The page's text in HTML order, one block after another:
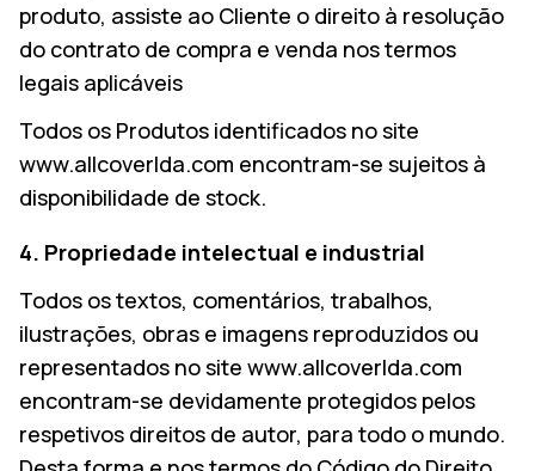
produto, assiste ao Cliente o direito à resolução
do contrato de compra e venda nos termos
legais aplicáveis
Todos os Produtos identificados no site
www.allcoverlda.com encontram-se sujeitos à
disponibilidade de stock.
4. Propriedade intelectual e industrial
Todos os textos, comentários, trabalhos,
ilustrações, obras e imagens reproduzidos ou
representados no site www.allcoverlda.com
encontram-se devidamente protegidos pelos
respetivos direitos de autor, para todo o mundo.